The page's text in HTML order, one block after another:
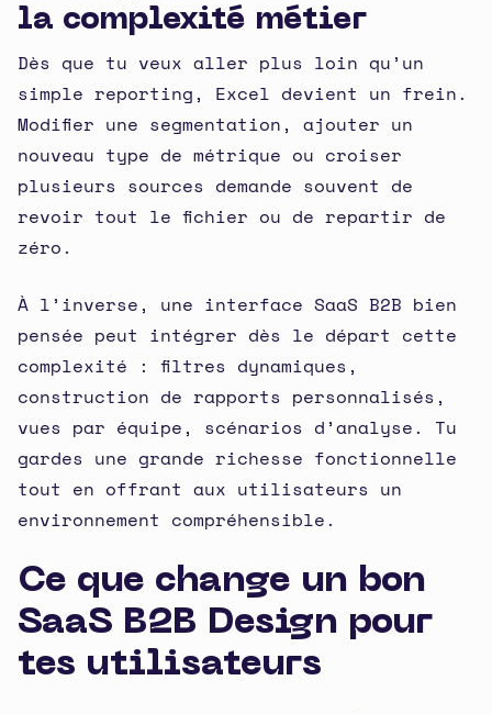
la complexité métier
Dès que tu veux aller plus loin qu’un
simple reporting, Excel devient un frein.
Modifier une segmentation, ajouter un
nouveau type de métrique ou croiser
plusieurs sources demande souvent de
revoir tout le fichier ou de repartir de
zéro.
À l’inverse, une interface SaaS B2B bien
pensée peut intégrer dès le départ cette
complexité : filtres dynamiques,
construction de rapports personnalisés,
vues par équipe, scénarios d’analyse. Tu
gardes une grande richesse fonctionnelle
tout en offrant aux utilisateurs un
environnement compréhensible.
Ce que change un bon
SaaS B2B Design pour
tes utilisateurs